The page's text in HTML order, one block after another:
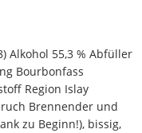
Alkohol 55,3 % Abfüller
Bourbonfass
Region Islay
Brennender und
zu Beginn!), bissig,